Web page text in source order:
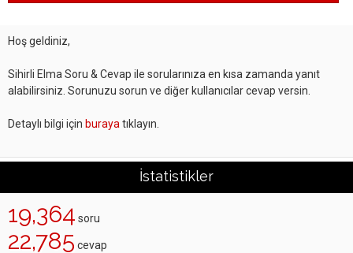
Hoş geldiniz,
Sihirli Elma Soru & Cevap ile sorularınıza en kısa zamanda yanıt
alabilirsiniz. Sorunuzu sorun ve diğer kullanıcılar cevap versin.
Detaylı bilgi için buraya tıklayın.
İstatistikler
19,364 soru
22,785 cevap